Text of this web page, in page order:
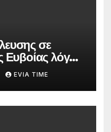
σε
Ευβοίας λόγω
EVIA TIME